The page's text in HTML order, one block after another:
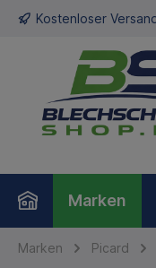
Kostenloser
Marken
Marken Picard